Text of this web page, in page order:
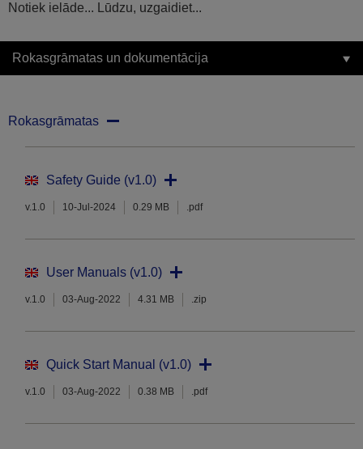
Notiek ielāde... Lūdzu, uzgaidiet...
Rokasgrāmatas un dokumentācija
Rokasgrāmatas
Safety Guide (v1.0)
v.1.0 10-Jul-2024 0.29 MB .pdf
User Manuals (v1.0)
v.1.0 03-Aug-2022 4.31 MB .zip
Quick Start Manual (v1.0)
v.1.0 03-Aug-2022 0.38 MB .pdf